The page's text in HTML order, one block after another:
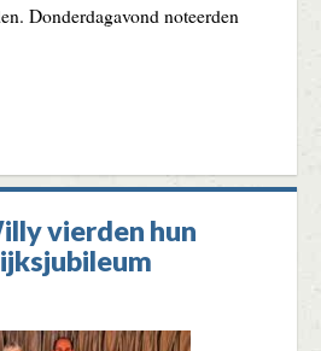
Donderdagavond noteerden
vierden hun